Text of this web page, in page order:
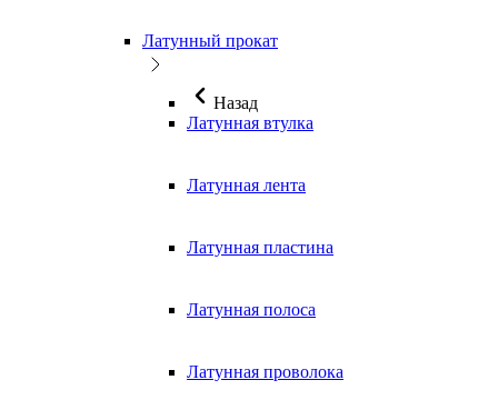
Латунный прокат
Назад
Латунная втулка
Латунная лента
Латунная пластина
Латунная полоса
Латунная проволока